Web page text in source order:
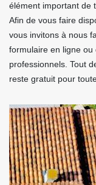
élément important de
Afin de vous faire
vous invitons à nous
formulaire en ligne
professionnels. Tout
reste gratuit pour